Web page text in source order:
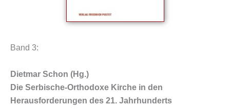
Band 3:
Dietmar Schon (Hg.)
Die Serbische-Orthodoxe Kirche in den
Herausforderungen des 21. Jahrhunderts